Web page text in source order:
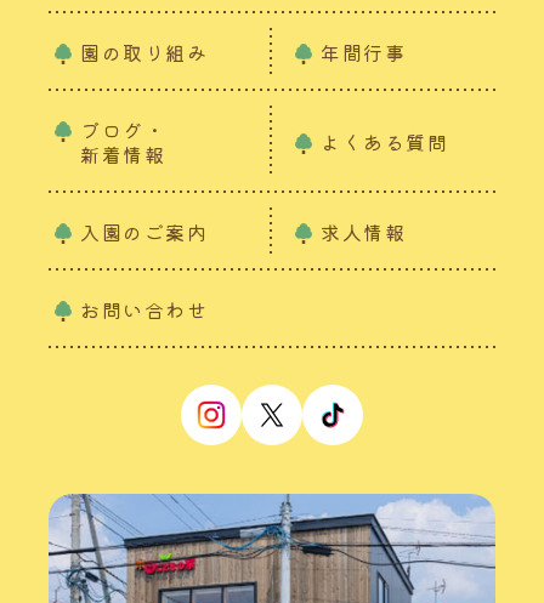
園の取り組み 年間行事
ブログ・
新着情報
よくある質問
入園のご案内 求人情報
お問い合わせ